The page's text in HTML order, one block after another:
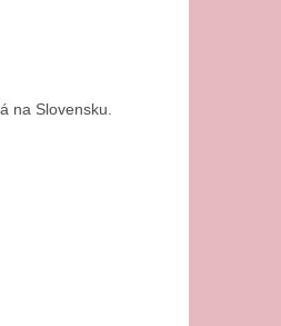
na Slovensku.